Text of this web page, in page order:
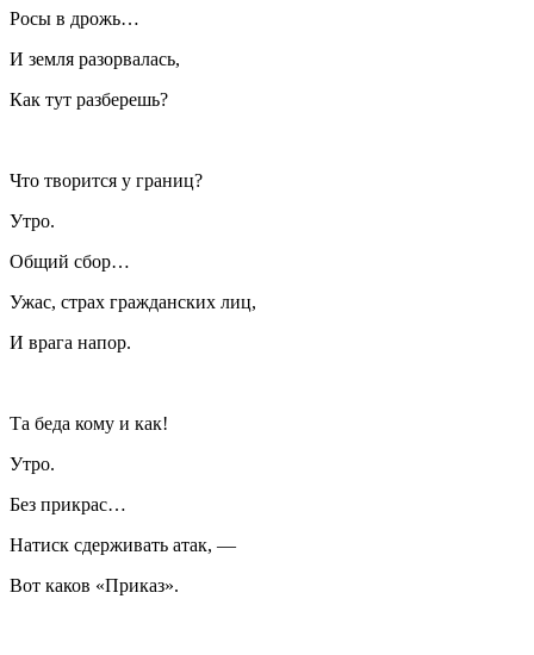
Росы в дрожь…
И земля разорвалась,
Как тут разберешь?
Что творится у границ?
Утро.
Общий сбор…
Ужас, страх гражданских лиц,
И врага напор.
Та беда кому и как!
Утро.
Без прикрас…
Натиск сдерживать атак, —
Вот каков «Приказ».